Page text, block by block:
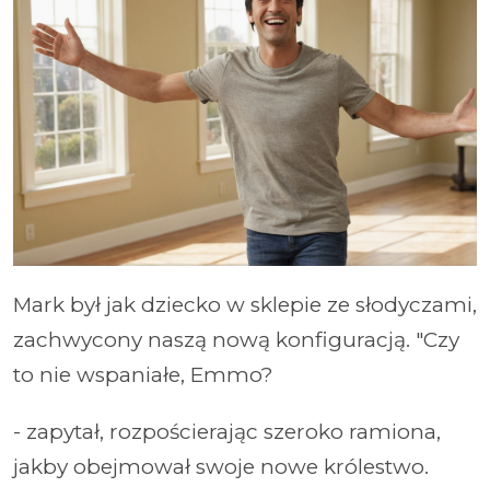
Mark był jak dziecko w sklepie ze słodyczami,
zachwycony naszą nową konfiguracją. "Czy
to nie wspaniałe, Emmo?
- zapytał, rozpościerając szeroko ramiona,
jakby obejmował swoje nowe królestwo.